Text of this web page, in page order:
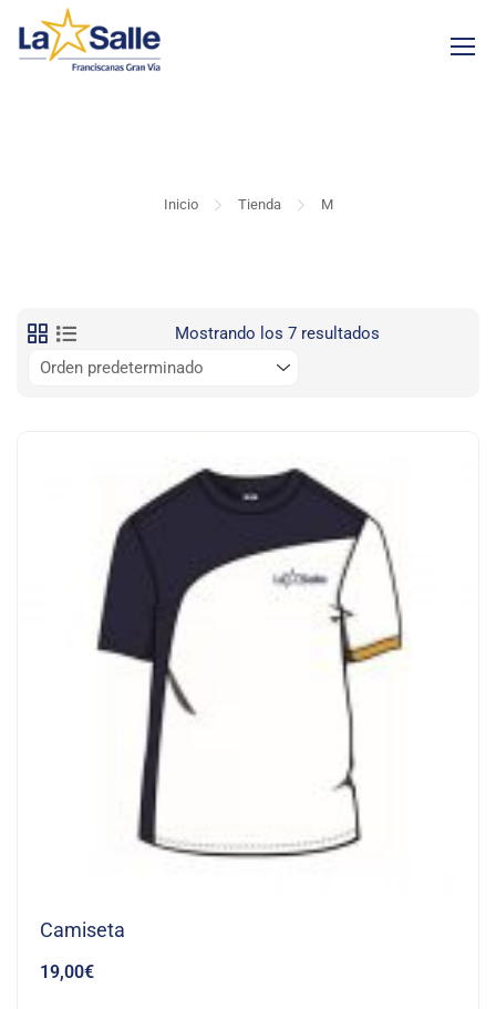
Inicio Tienda M
Mostrando los 7 resultados
Camiseta
19,00€